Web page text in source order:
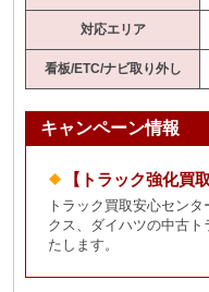
対応エリア
看板/ETC/ナビ取り外し
キャンペーン情報
【トラック強化買
トラック買取安心セン
クス、ダイハツの中古
たします。